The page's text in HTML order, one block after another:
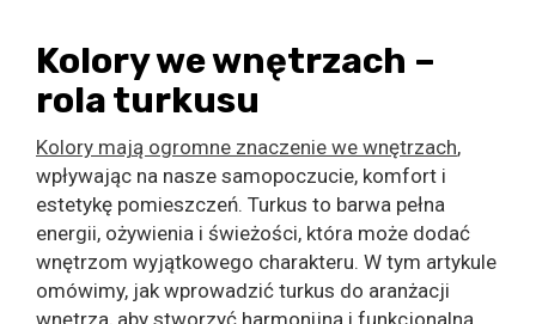
Kolory we wnętrzach –
rola turkusu
Kolory mają ogromne znaczenie we wnętrzach,
wpływając na nasze samopoczucie, komfort i
estetykę pomieszczeń. Turkus to barwa pełna
energii, ożywienia i świeżości, która może dodać
wnętrzom wyjątkowego charakteru. W tym artykule
omówimy, jak wprowadzić turkus do aranżacji
wnętrza, aby stworzyć harmonijną i funkcjonalną